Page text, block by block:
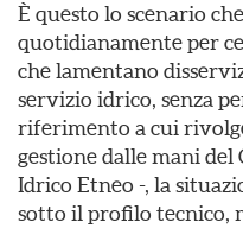
È questo lo scenario
quotidianamente per
che lamentano
servizio idrico, senza
riferimento a cui
gestione dalle mani del
Idrico Etneo -, la
sotto il profilo tecnico,